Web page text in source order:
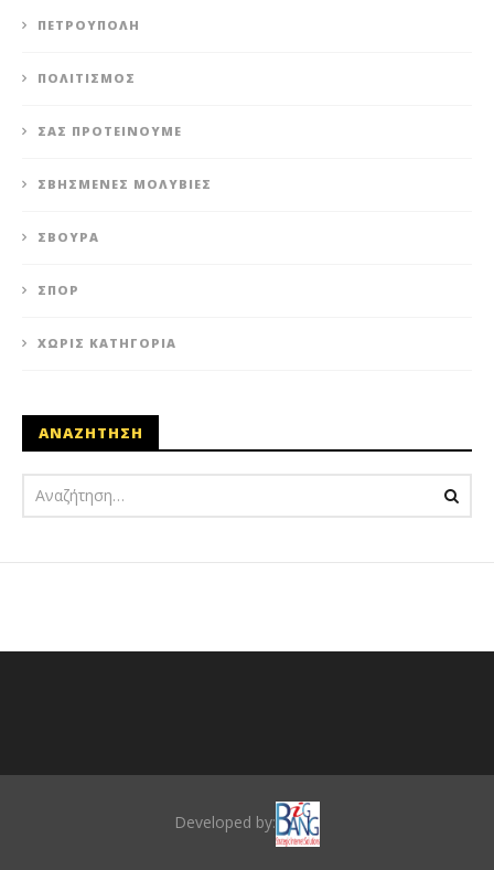
ΠΕΤΡΟΎΠΟΛΗ
ΠΟΛΙΤΙΣΜΌΣ
ΣΑΣ ΠΡΟΤΕΊΝΟΥΜΕ
ΣΒΗΣΜΈΝΕΣ ΜΟΛΥΒΙΈΣ
ΣΒΟΎΡΑ
ΣΠΟΡ
ΧΩΡΊΣ ΚΑΤΗΓΟΡΊΑ
ΑΝΑΖΗΤΗΣΗ
Developed by: